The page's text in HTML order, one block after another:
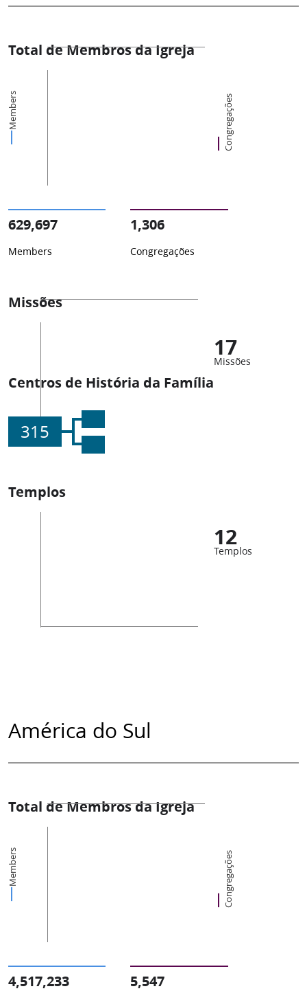
Total de Membros da Igreja
Members Congregações
629,697
Members
1,306
Congregações
Missões
17
Missões
Centros de História da Família
315
Templos
12
Templos
América do Sul
Total de Membros da Igreja
Members Congregações
4,517,233 5,547